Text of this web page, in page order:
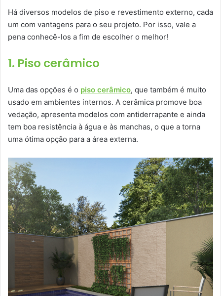
Há diversos modelos de piso e revestimento externo, cada
um com vantagens para o seu projeto. Por isso, vale a
pena conhecê-los a fim de escolher o melhor!
1. Piso cerâmico
Uma das opções é o piso cerâmico, que também é muito
usado em ambientes internos. A cerâmica promove boa
vedação, apresenta modelos com antiderrapante e ainda
tem boa resistência à água e às manchas, o que a torna
uma ótima opção para a área externa.